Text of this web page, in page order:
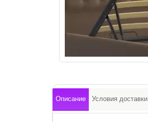
Описание Условия доставки